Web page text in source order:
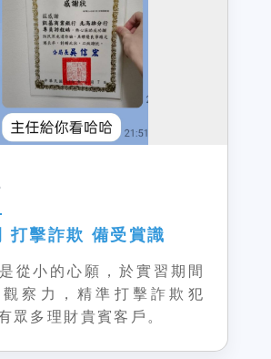
打擊詐欺 備受賞識
從小的心願，於實習期間
觀察力，精準打擊詐欺犯
眾多理財貴賓客戶。